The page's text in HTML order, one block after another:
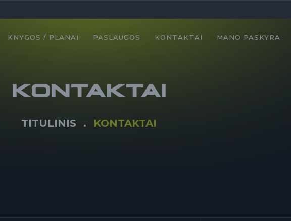
KNYGOS / PLANAI PASLAUGOS KONTAKTAI MANO PASKYRA
KONTAKTAI
TITULINIS KONTAKTAI